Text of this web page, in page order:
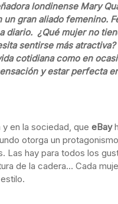
londinense Mary
gran aliado femenino.
diario. ¿Qué mujer no
sentirse más atractiva?
cotidiana como en
y estar perfecta
en la sociedad, que eBay
otorga un
Las hay para todos los
de la cadera… Cada